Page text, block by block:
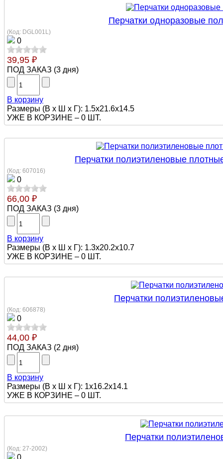
Перчатки одноразовые
(Код: DGL001L)
0
39,95 ₽
ПОД ЗАКАЗ (3 дня)
В корзину
Размеры (В х Ш х Г): 1.5x21.6x14.5
УЖЕ В КОРЗИНЕ – 0 ШТ.
Перчатки полиэтиленовые
(Код: 607016)
0
66,00 ₽
ПОД ЗАКАЗ (3 дня)
В корзину
Размеры (В х Ш х Г): 1.3x20.2x10.7
УЖЕ В КОРЗИНЕ – 0 ШТ.
Перчатки
(Код: 606878)
0
44,00 ₽
ПОД ЗАКАЗ (2 дня)
В корзину
Размеры (В х Ш х Г): 1x16.2x14.1
УЖЕ В КОРЗИНЕ – 0 ШТ.
Перчатки
(Код: 27-2002)